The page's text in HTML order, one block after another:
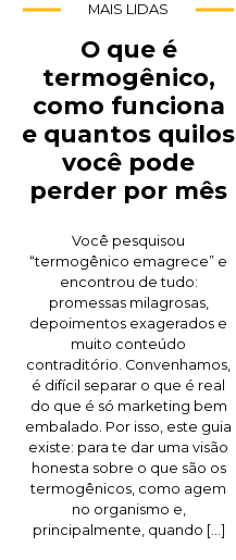
MAIS LIDAS
O que é
termogênico,
como funciona
e quantos quilos
você pode
perder por mês
Você pesquisou
“termogênico emagrece” e
encontrou de tudo:
promessas milagrosas,
depoimentos exagerados e
muito conteúdo
contraditório. Convenhamos,
é difícil separar o que é real
do que é só marketing bem
embalado. Por isso, este guia
existe: para te dar uma visão
honesta sobre o que são os
termogênicos, como agem
no organismo e,
principalmente, quando […]